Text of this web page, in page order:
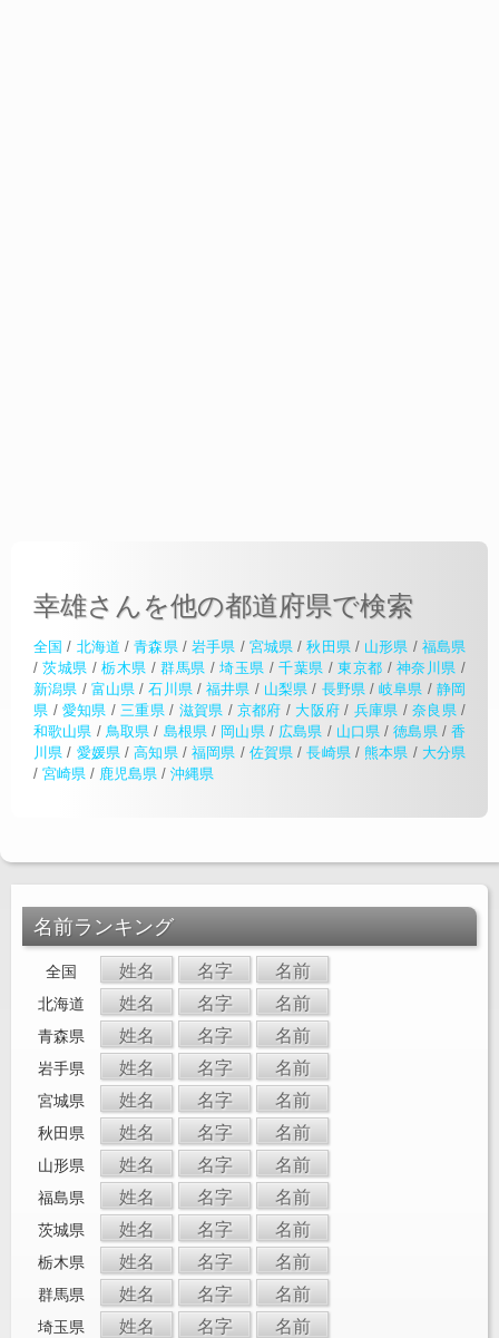
幸雄さんを他の都道府県で検索
全国 / 北海道 /青森県/ 岩手県 / 宮城県 /秋田県/ 山形県 / 福島県
/茨城県 /栃木県 /群馬県 /埼玉県 /千葉県 /東京都 /神奈川県 /
新潟県 / 富山県 /石川県/福井県 / 山梨県 / 長野県/岐阜県 / 静岡
県 / 愛知県 /三重県 / 滋賀県 / 京都府 / 大阪府 / 兵庫県 / 奈良県/
和歌山県 / 鳥取県 / 島根県/ 岡山県/ 広島県 / 山口県 /徳島県/香
川県 / 愛媛県/高知県/ 福岡県 / 佐賀県 /長崎県/熊本県 / 大分県
/ 宮崎県 / 鹿児島県 / 沖縄県
名前ランキング
全国 姓名 名字 名前
北海道 姓名 名字 名前
青森県 姓名 名字 名前
岩手県 姓名 名字 名前
宮城県 姓名 名字 名前
秋田県 姓名 名字 名前
山形県 姓名 名字 名前
福島県 姓名 名字 名前
茨城県 姓名 名字 名前
栃木県 姓名 名字 名前
群馬県 姓名 名字 名前
埼玉県 姓名 名字 名前